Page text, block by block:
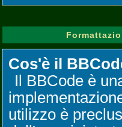
Cos'è il
Il BBCode è
utilizzo è